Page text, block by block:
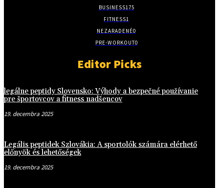
BUSINESS175
FITNESS1
NEZARADENÉ0
PRE-WORKOUT0
Editor Picks
legálne peptidy Slovensko: Výhody a bezpečné používanie
pre športovcov a fitness nadšencov
19. decembra 2025
Legális peptidek Szlovákia: A sportolók számára elérhető
előnyök és lehetőségek
19. decembra 2025